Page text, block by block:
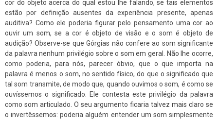
cor do objeto acerca do qual estou lhe falando, se tais elementos
estão por definição ausentes da experiência presente, apenas
auditiva? Como ele poderia figurar pelo pensamento uma cor ao
ouvir um som, se a cor é objeto de visão e o som é objeto de
audição? Observe-se que Górgias não confere ao som significante
da palavra nenhum privilégio sobre o som em geral. Não lhe ocorre,
como poderia, para nós, parecer óbvio, que o que importa na
palavra é menos o som, no sentido físico, do que o significado que
tal som transmite, de modo que, quando ouvimos o som, é como se
ouvíssemos o significado. Ele contesta este privilégio da palavra
como som articulado. O seu argumento ficaria talvez mais claro se
o invertêssemos: poderia alguém entender um som simplesmente